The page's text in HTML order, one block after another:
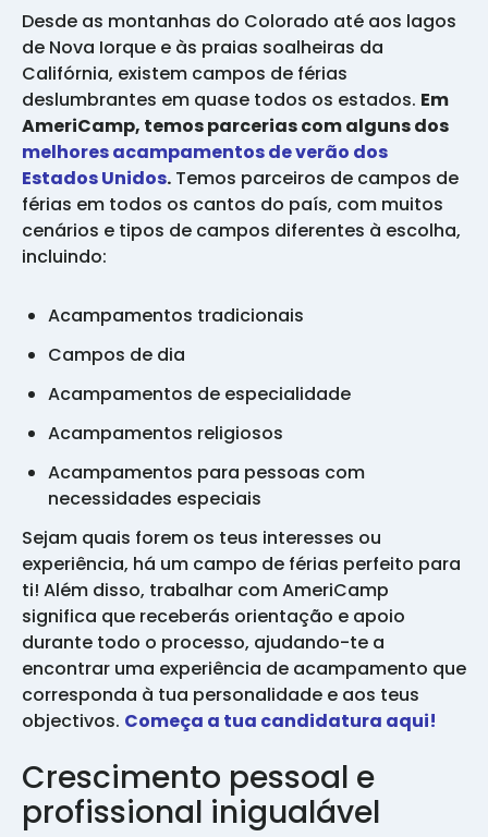
Desde as montanhas do Colorado até aos lagos
de Nova Iorque e às praias soalheiras da
Califórnia, existem campos de férias
deslumbrantes em quase todos os estados. Em
AmeriCamp, temos parcerias com alguns dos
melhores acampamentos de verão dos
Estados Unidos. Temos parceiros de campos de
férias em todos os cantos do país, com muitos
cenários e tipos de campos diferentes à escolha,
incluindo:
Acampamentos tradicionais
Campos de dia
Acampamentos de especialidade
Acampamentos religiosos
Acampamentos para pessoas com
necessidades especiais
Sejam quais forem os teus interesses ou
experiência, há um campo de férias perfeito para
ti! Além disso, trabalhar com AmeriCamp
significa que receberás orientação e apoio
durante todo o processo, ajudando-te a
encontrar uma experiência de acampamento que
corresponda à tua personalidade e aos teus
objectivos. Começa a tua candidatura aqui!
Crescimento pessoal e
profissional inigualável